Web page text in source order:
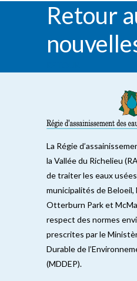
Retour
La Régie
la Vallée du Richelieu
de traiter les eaux
municipalités de
Otterburn Park et
respect des normes
prescrites par le
Durable de
(MDDEP).